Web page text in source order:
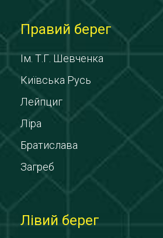
Правий берег
Ім. Т.Г. Шевченка
Київська Русь
Лейпциг
Ліра
Братислава
Загреб
Лівий берег